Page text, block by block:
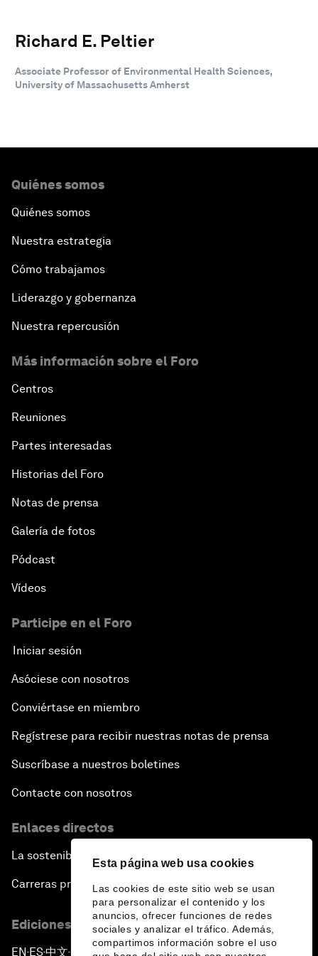
Esta página web usa cookies
Las cookies de este sitio web se usan
para personalizar el contenido y los
anuncios, ofrecer funciones de redes
sociales y analizar el tráfico. Además,
compartimos información sobre el uso
Richard E. Peltier
Associate Professor of Environmental Health Sciences,
University of Massachusetts Amherst
Quiénes somos
Quiénes somos
Nuestra estrategia
Cómo trabajamos
Liderazgo y gobernanza
Nuestra repercusión
Más información sobre el Foro
Centros
Reuniones
Partes interesadas
Historias del Foro
Notas de prensa
Galería de fotos
Pódcast
Vídeos
Participe en el Foro
Iniciar sesión
Asóciese con nosotros
Conviértase en miembro
Regístrese para recibir nuestras notas de prensa
Suscríbase a nuestros boletines
Contacte con nosotros
Enlaces directos
La sostenibilidad en el Foro
Carreras profesionales
Ediciones en otros idiomas
EN ▪ES▪中文▪ 日本語